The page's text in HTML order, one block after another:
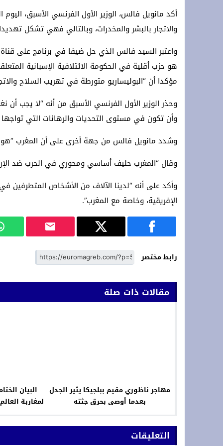
أكد مانويل فالس، الوزير الأول الفرنسي الأسبق،
والاتجار بالبشر والمخدرات، وبالتالي فهي تشكل
هو حزب أقلية في الحكومة الائتلافية الإسبانية
مؤكدا أن “البوليساريو متورطة في تهريب السلاح
وحذر الوزير الأول الفرنسي الأسبق من أنه “لا يجب أن
وأن تكون في مستوى التحديات والرهانات التي تواجها
وشدد مانويل فالس من جهة أخرى على أن المغرب “هو
وقال “المغرب حليف أساسي ومحوري في الحرب ضد
وأكد على أنه “لدينا الآلاف من الأشخاص المتطرفين
الإفريقية، وخاصة مع المغرب”.
رابط مختصر
مقالات ذات صلة
مهاجر ناظوري مقيم ببلجيكا يثير الجدل
بعدما أوصى بحرق جثته
البيان
التعليقات